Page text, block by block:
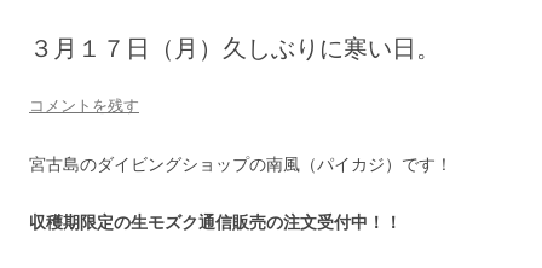
３月１７日（月）久しぶりに寒い日。
コメントを残す
宮古島のダイビングショップの南風（パイカジ）です！
収穫期限定の生モズク通信販売の注文受付中！！